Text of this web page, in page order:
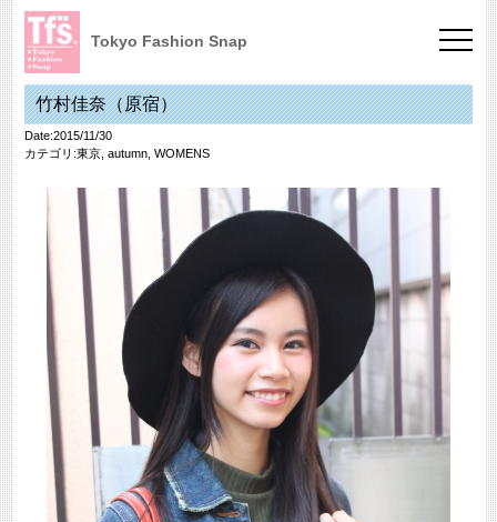
Tokyo Fashion Snap
竹村佳奈（原宿）
Date:2015/11/30
カテゴリ:東京, autumn, WOMENS